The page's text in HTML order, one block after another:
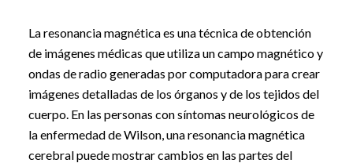
La resonancia magnética es una técnica de obtención
de imágenes médicas que utiliza un campo magnético y
ondas de radio generadas por computadora para crear
imágenes detalladas de los órganos y de los tejidos del
cuerpo. En las personas con síntomas neurológicos de
la enfermedad de Wilson, una resonancia magnética
cerebral puede mostrar cambios en las partes del